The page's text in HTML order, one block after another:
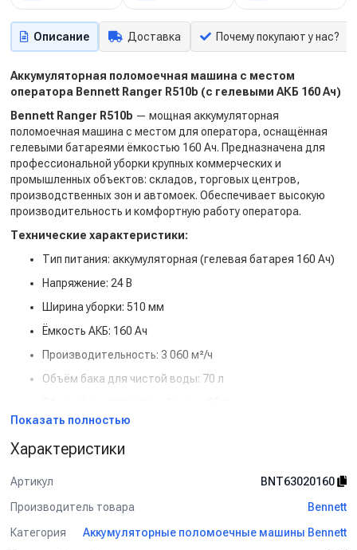
Описание Доставка Почему покупают у нас?
Аккумуляторная поломоечная машина с местом
оператора Bennett Ranger R510b (с гелевыми АКБ 160 Ач)
Bennett Ranger R510b — мощная аккумуляторная
поломоечная машина с местом для оператора, оснащённая
гелевыми батареями ёмкостью 160 Ач. Предназначена для
профессиональной уборки крупных коммерческих и
промышленных объектов: складов, торговых центров,
производственных зон и автомоек. Обеспечивает высокую
производительность и комфортную работу оператора.
Технические характеристики:
Тип питания: аккумуляторная (гелевая батарея 160 Ач)
Напряжение: 24 В
Ширина уборки: 510 мм
Ёмкость АКБ: 160 Ач
Производительность: 3 060 м²/ч
Объём бака для чистой воды: 70 л
Особенности и преимущества:
Место для оператора: удобство и снижение усталости
Гелевые АКБ: надёжность и долговечность при
интенсивной эксплуатации
Высокая производительность: быстро очищает большие
Показать полностью
Характеристики
Артикул
BNT63020160
Производитель товара
Bennett
Категория
Аккумуляторные поломоечные машины Bennett